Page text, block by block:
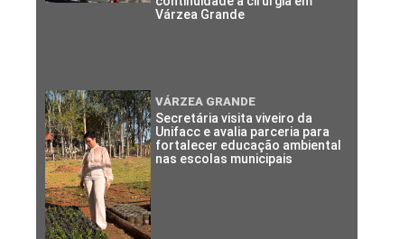
Várzea Grande
VÁRZEA GRANDE
Secretária visita viveiro da
Unifacc e avalia parceria para
fortalecer educação ambiental
nas escolas municipais